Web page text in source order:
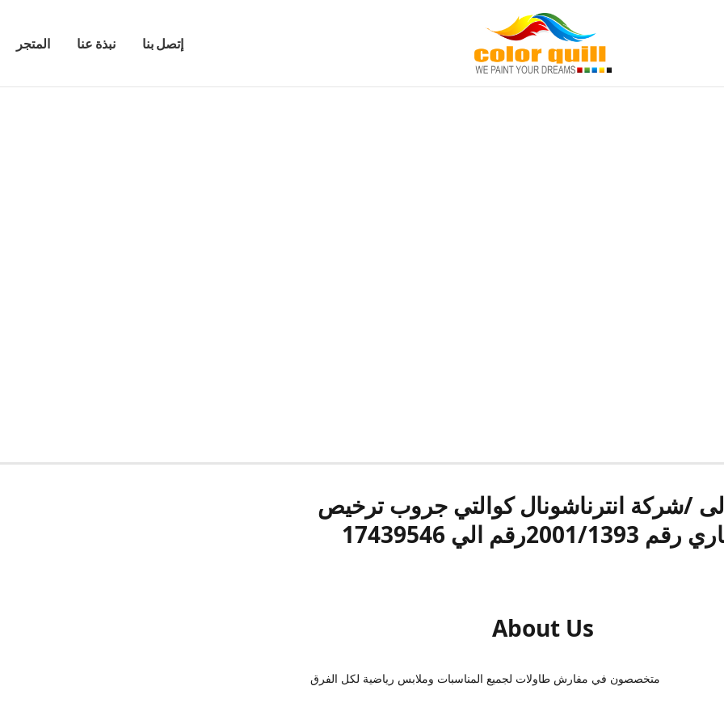
المتجر نبذة عنا إتصل بنا
/شركة انترناشونال كوالتي جروب ترخيص
2001/1393رقم الي 17439546
About Us
متخصصون في مفارش طاولات لجميع المناسبات وملابس رياضية لكل الفرق